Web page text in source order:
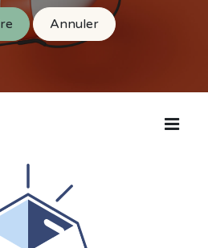
Annuler